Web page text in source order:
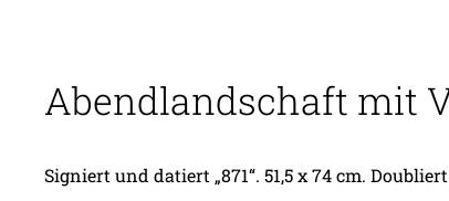
Abendlandschaft mit
Signiert und datiert „871“. 51,5 x 74 cm.